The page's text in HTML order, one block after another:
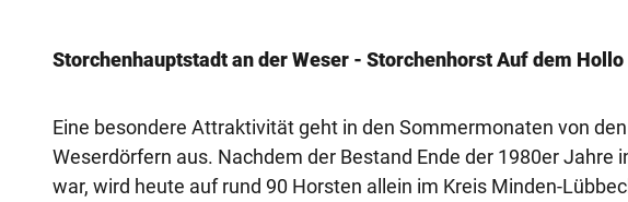
Storchenhauptstadt an der Weser - Storchenhorst Auf dem Hollo
Eine besondere Attraktivität geht in den Sommermonaten von
Weserdörfern aus. Nachdem der Bestand Ende der 1980er Jahre
war, wird heute auf rund 90 Horsten allein im Kreis Minden-